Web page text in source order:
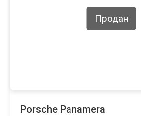
Продан
Porsche Panamera